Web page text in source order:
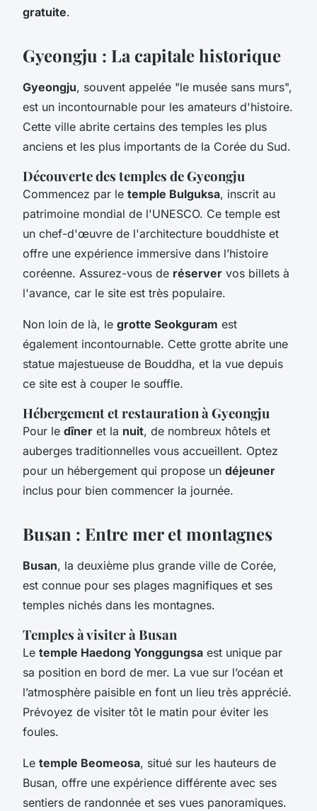
gratuite.
Gyeongju : La capitale historique
Gyeongju, souvent appelée "le musée sans murs",
est un incontournable pour les amateurs d'histoire.
Cette ville abrite certains des temples les plus
anciens et les plus importants de la Corée du Sud.
Découverte des temples de Gyeongju
Commencez par le temple Bulguksa, inscrit au
patrimoine mondial de l'UNESCO. Ce temple est
un chef-d'œuvre de l'architecture bouddhiste et
offre une expérience immersive dans l’histoire
coréenne. Assurez-vous de réserver vos billets à
l'avance, car le site est très populaire.
Non loin de là, le grotte Seokguram est
également incontournable. Cette grotte abrite une
statue majestueuse de Bouddha, et la vue depuis
ce site est à couper le souffle.
Hébergement et restauration à Gyeongju
Pour le dîner et la nuit, de nombreux hôtels et
auberges traditionnelles vous accueillent. Optez
pour un hébergement qui propose un déjeuner
inclus pour bien commencer la journée.
Busan : Entre mer et montagnes
Busan, la deuxième plus grande ville de Corée,
est connue pour ses plages magnifiques et ses
temples nichés dans les montagnes.
Temples à visiter à Busan
Le temple Haedong Yonggungsa est unique par
sa position en bord de mer. La vue sur l’océan et
l’atmosphère paisible en font un lieu très apprécié.
Prévoyez de visiter tôt le matin pour éviter les
foules.
Le temple Beomeosa, situé sur les hauteurs de
Busan, offre une expérience différente avec ses
sentiers de randonnée et ses vues panoramiques.